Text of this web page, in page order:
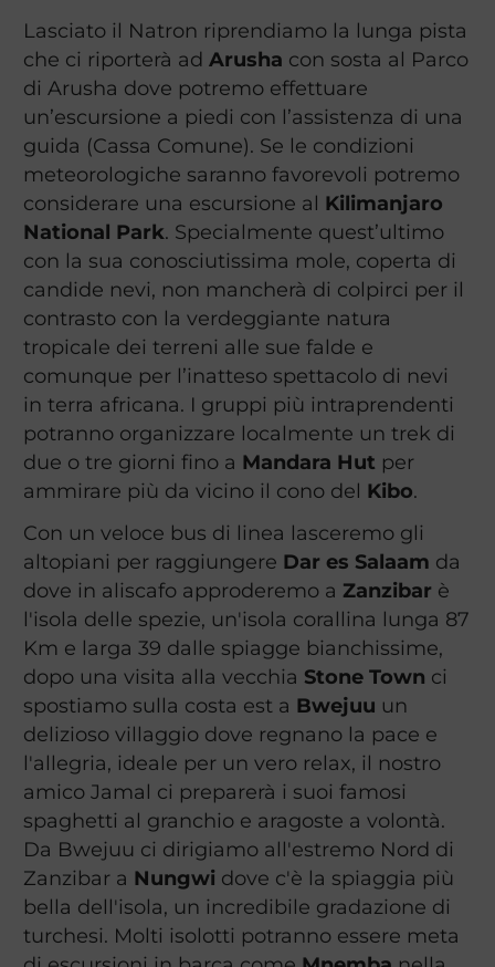
Lasciato il Natron riprendiamo la lunga pista
che ci riporterà ad Arusha con sosta al Parco
di Arusha dove potremo effettuare
un’escursione a piedi con l’assistenza di una
guida (Cassa Comune). Se le condizioni
meteorologiche saranno favorevoli potremo
considerare una escursione al Kilimanjaro
National Park. Specialmente quest’ultimo
con la sua conosciutissima mole, coperta di
candide nevi, non mancherà di colpirci per il
contrasto con la verdeggiante natura
tropicale dei terreni alle sue falde e
comunque per l’inatteso spettacolo di nevi
in terra africana. I gruppi più intraprendenti
potranno organizzare localmente un trek di
due o tre giorni fino a Mandara Hut per
ammirare più da vicino il cono del Kibo.
Con un veloce bus di linea lasceremo gli
altopiani per raggiungere Dar es Salaam da
dove in aliscafo approderemo a Zanzibar è
l'isola delle spezie, un'isola corallina lunga 87
Km e larga 39 dalle spiagge bianchissime,
dopo una visita alla vecchia Stone Town ci
spostiamo sulla costa est a Bwejuu un
delizioso villaggio dove regnano la pace e
l'allegria, ideale per un vero relax, il nostro
amico Jamal ci preparerà i suoi famosi
spaghetti al granchio e aragoste a volontà.
Da Bwejuu ci dirigiamo all'estremo Nord di
Zanzibar a Nungwidove c'è la spiaggia più
bella dell'isola, un incredibile gradazione di
turchesi. Molti isolotti potranno essere meta